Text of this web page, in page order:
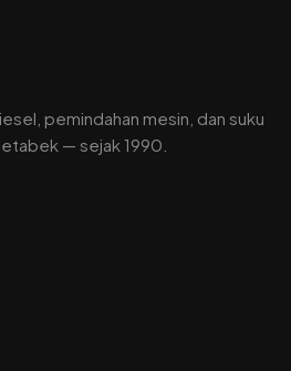
pemindahan mesin, dan suku
— sejak 1990.